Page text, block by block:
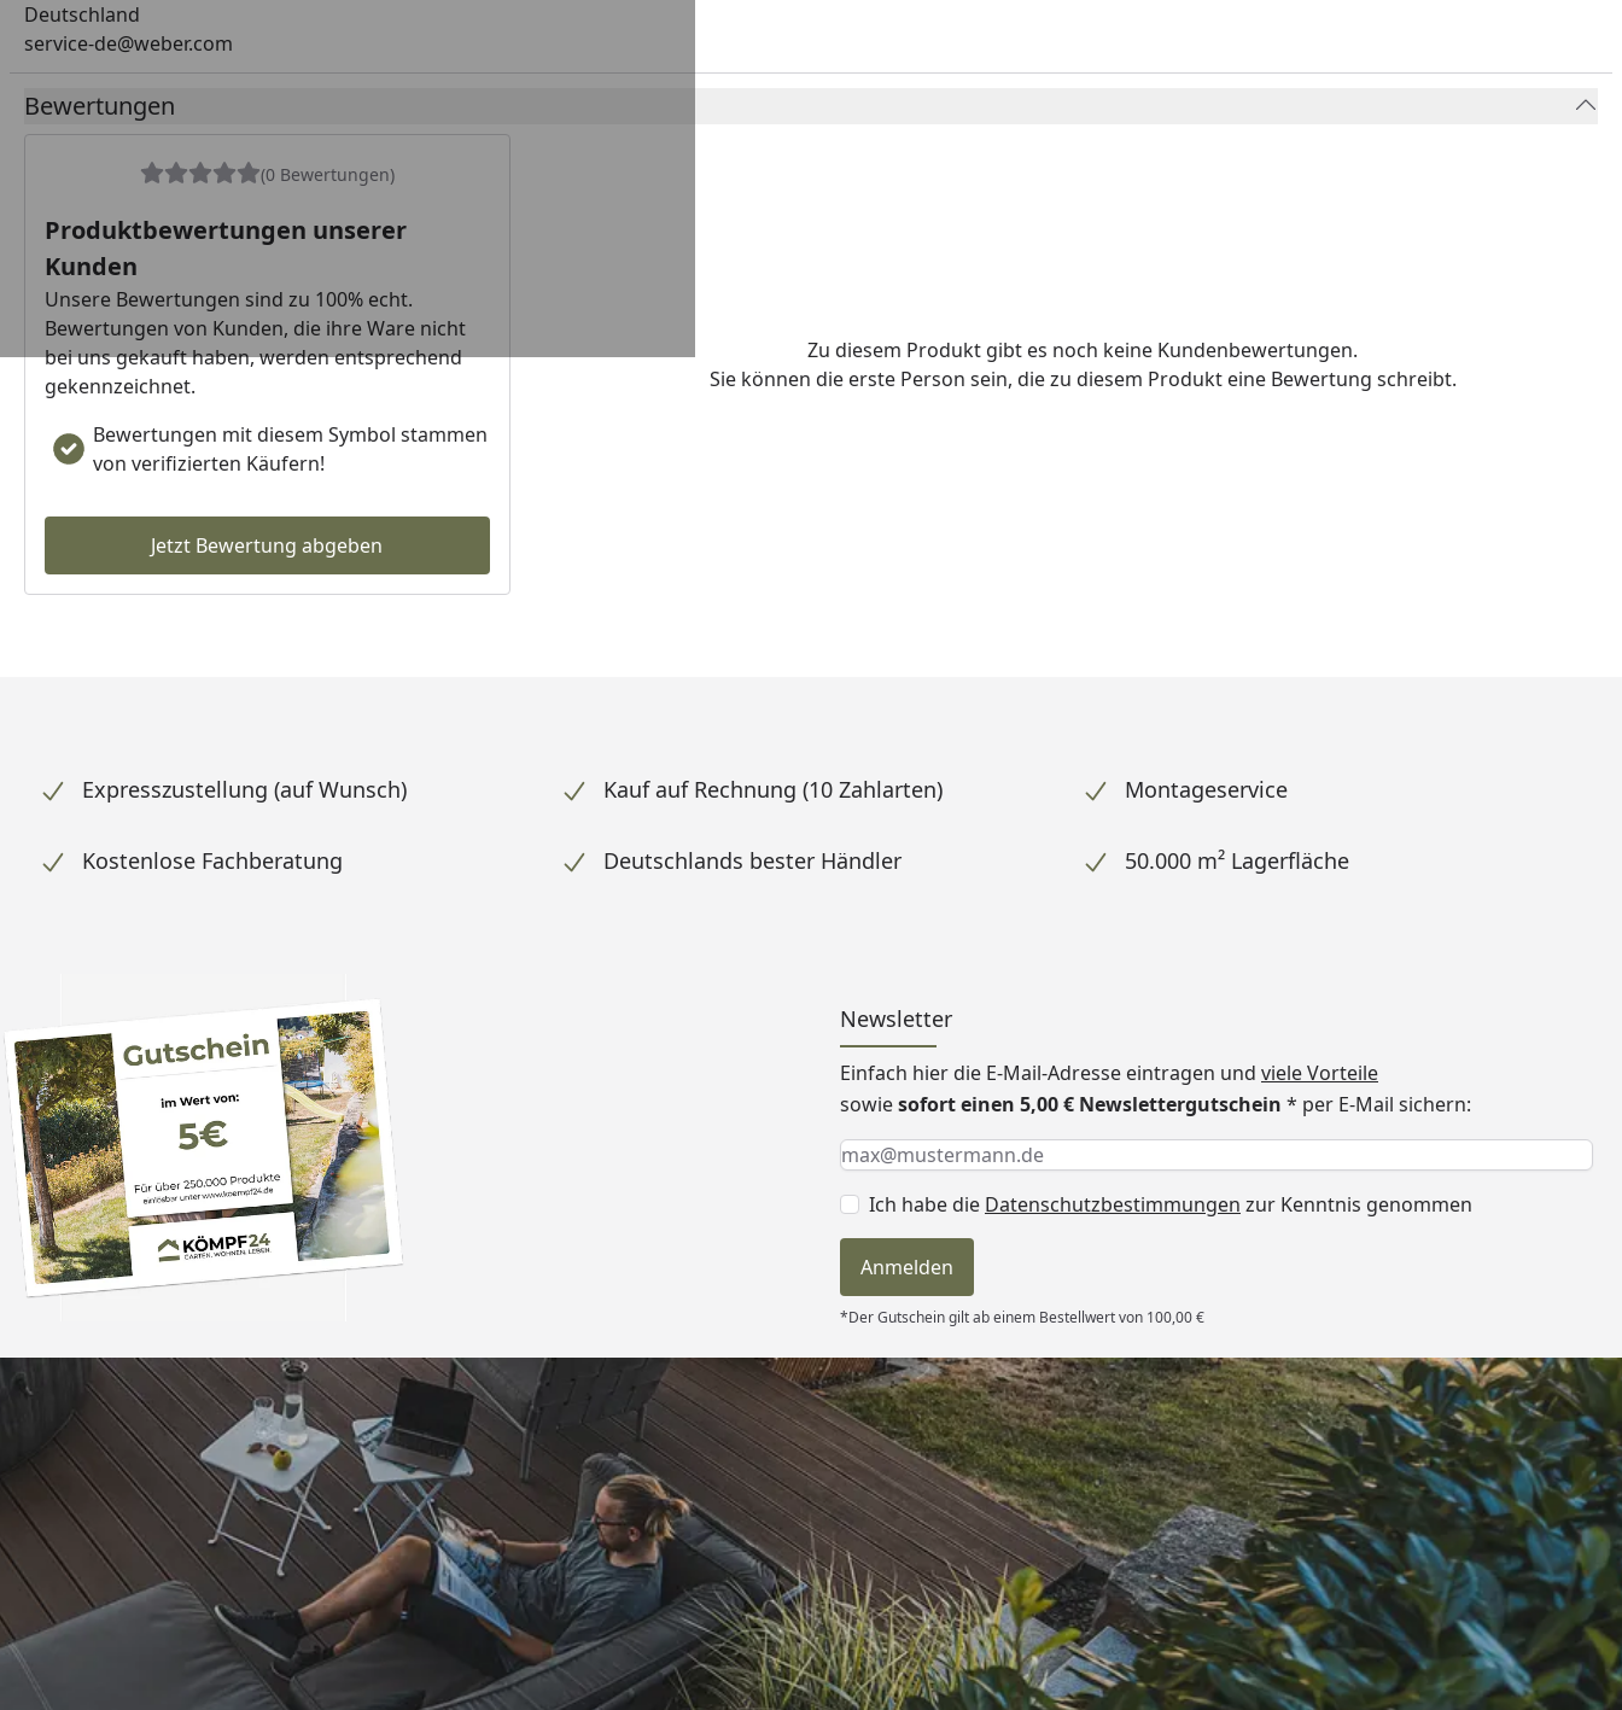
Deutschland
service-de@weber.com
Bewertungen
(0 Bewertungen)
Produktbewertungen unserer
Kunden
Unsere Bewertungen sind zu 100% echt.
Bewertungen von Kunden, die ihre Ware nicht
bei uns gekauft haben, werden entsprechend
gekennzeichnet.
Bewertungen mit diesem Symbol stammen
von verifizierten Käufern!
Jetzt Bewertung abgeben
Zu diesem Produkt gibt es noch keine Kundenbewertungen.
Sie können die erste Person sein, die zu diesem Produkt eine Bewertung schreibt.
Expresszustellung (auf Wunsch) Kauf auf Rechnung (10 Zahlarten) Montageservice
Kostenlose Fachberatung Deutschlands bester Händler 50.000 m² Lagerfläche
Newsletter
Einfach hier die E-Mail-Adresse eintragen und viele Vorteile
sowiesofort einen 5,00 € Newslettergutschein * per E-Mail sichern:
Keine Eingabe erforderlich
Eingabe erforderlich
E-Mail *
Ich habe die Datenschutzbestimmungen zur Kenntnis genommen
Anmelden
*Der Gutschein gilt ab einem Bestellwert von 100,00 €
Trusted Shops
4,81/ 5
25.956 Bewertungen
„- Retouren Bearbeitung wurde
umgehend erledigt“
04.08.2026
Versand
Auszeichnungen Akzeptierte Zahlungsarten